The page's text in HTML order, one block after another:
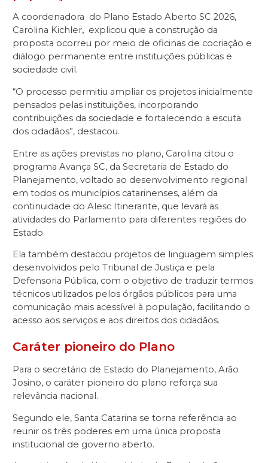
A coordenadora do Plano Estado Aberto SC 2026,
Carolina Kichler, explicou que a construção da
proposta ocorreu por meio de oficinas de cocriação e
diálogo permanente entre instituições públicas e
sociedade civil.
“O processo permitiu ampliar os projetos inicialmente
pensados pelas instituições, incorporando
contribuições da sociedade e fortalecendo a escuta
dos cidadãos”, destacou.
Entre as ações previstas no plano, Carolina citou o
programa Avança SC, da Secretaria de Estado do
Planejamento, voltado ao desenvolvimento regional
em todos os municípios catarinenses, além da
continuidade do Alesc Itinerante, que levará as
atividades do Parlamento para diferentes regiões do
Estado.
Ela também destacou projetos de linguagem simples
desenvolvidos pelo Tribunal de Justiça e pela
Defensoria Pública, com o objetivo de traduzir termos
técnicos utilizados pelos órgãos públicos para uma
comunicação mais acessível à população, facilitando o
acesso aos serviços e aos direitos dos cidadãos.
Caráter pioneiro do Plano
Para o secretário de Estado do Planejamento, Arão
Josino, o caráter pioneiro do plano reforça sua
relevância nacional.
Segundo ele, Santa Catarina se torna referência ao
reunir os três poderes em uma única proposta
institucional de governo aberto.